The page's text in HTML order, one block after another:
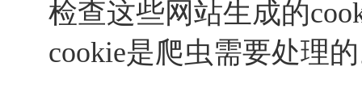
检查这些网站生成的
cookie是爬虫需要处理